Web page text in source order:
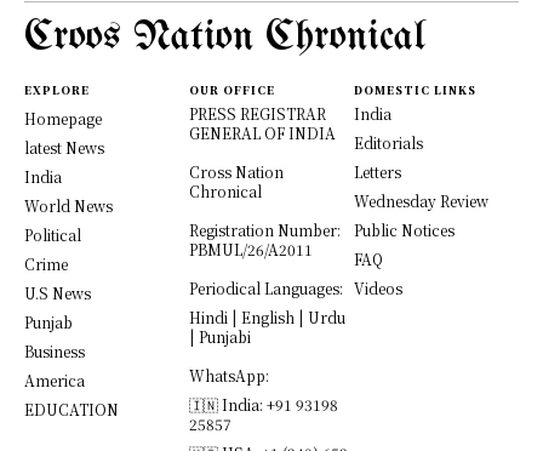
Croos Nation Chronical
EXPLORE
Homepage
latest News
India
World News
Political
Crime
U.S News
Punjab
Business
America
EDUCATION
OUR OFFICE
PRESS REGISTRAR
GENERAL OF INDIA
Cross Nation
Chronical
Registration Number:
PBMUL/26/A2011
Periodical Languages:
Hindi | English | Urdu
| Punjabi
WhatsApp:
🇮🇳 India: +91 93198
25857
DOMESTIC LINKS
India
Editorials
Letters
Wednesday Review
Public Notices
FAQ
Videos